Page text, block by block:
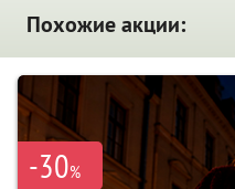
Похожие акции:
-30%